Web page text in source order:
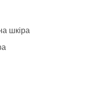
шкіра